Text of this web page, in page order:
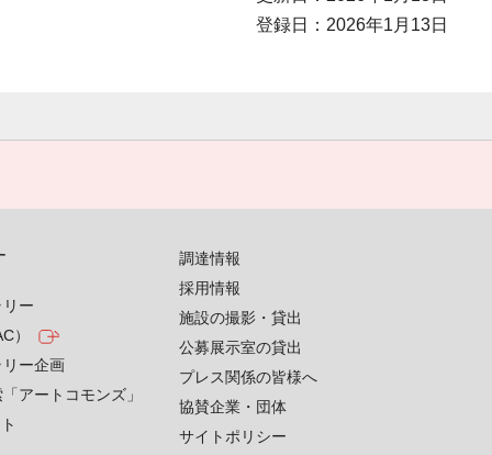
登録日：2026年1月13日
ー
）
ー企画
アートコモンズ」
調達情報
採用情報
施設の撮影・貸出
公募展示室の貸出
プレス関係の皆様へ
協賛企業・団体
サイトポリシー